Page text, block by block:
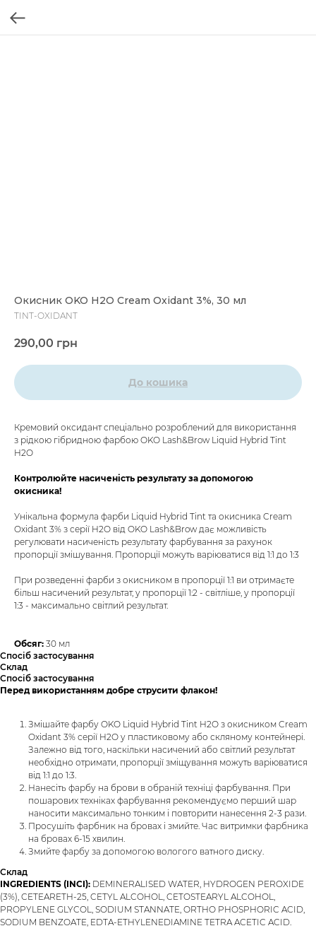
Окисник OKO H2O Cream Oxidant 3%, 30 мл
TINT-OXIDANT
290,00 грн
До кошика
Кремовий оксидант спеціально розроблений для використання
з рідкою гібридною фарбою OKO Lash&Brow Liquid Hybrid Tint
H2O
Контролюйте насиченість результату за допомогою
окисника!
Унікальна формула фарби Liquid Hybrid Tint та окисника Cream
Oxidant 3% з серії H2O від OKO Lash&Brow дає можливість
регулювати насиченість результату фарбування за рахунок
пропорції змішування. Пропорції можуть варіюватися від 1:1 до 1:3
При розведенні фарби з окисником в пропорції 1:1 ви отримаєте
більш насичений результат, у пропорції 1:2 - світліше, у пропорції
1:3 - максимально світлий результат.
Обсяг: 30 мл
Спосіб застосування
Склад
Спосіб застосування
Перед використанням добре струсити флакон!
Змішайте фарбу OKO Liquid Hybrid Tint H2O з окисником Cream
Oxidant 3% серії H2O у пластиковому або скляному контейнері.
Залежно від того, наскільки насичений або світлий результат
необхідно отримати, пропорції зміщування можуть варіюватися
від 1:1 до 1:3.
Нанесіть фарбу на брови в обраній техніці фарбування. При
пошарових техніках фарбування рекомендуємо перший шар
наносити максимально тонким і повторити нанесення 2-3 рази.
Просушіть фарбник на бровах і змийте. Час витримки фарбника
на бровах 6-15 хвилин.
Змийте фарбу за допомогою вологого ватного диску.
Склад
INGREDIENTS (INCI): DEMINERALISED WATER, HYDROGEN PEROXIDE
(3%), CETEARETH-25, CETYL ALCOHOL, CETOSTEARYL ALCOHOL,
PROPYLENE GLYCOL, SODIUM STANNATE, ORTHO PHOSPHORIC ACID,
SODIUM BENZOATE, EDTA-ETHYLENEDIAMINE TETRA ACETIC ACID.